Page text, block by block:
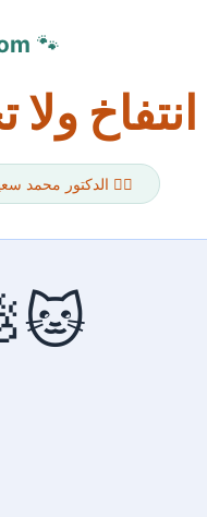
🐾
👨‍⚕️ الدكتور محمد